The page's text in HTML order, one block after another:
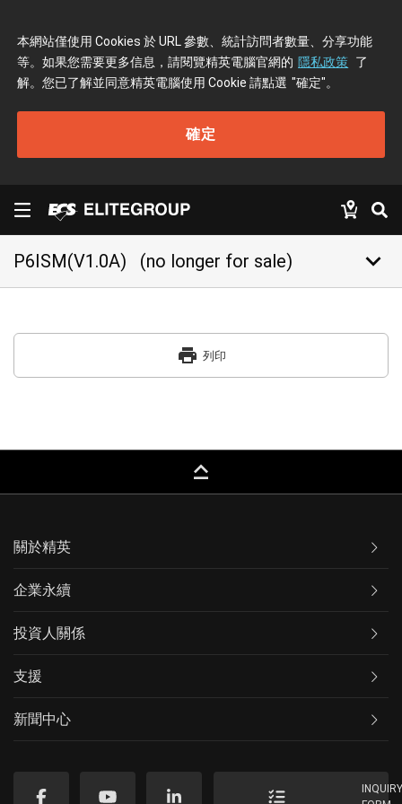
本網站僅使用 Cookies 於 URL 參數、統計訪問者數量、分享功能
等。如果您需要更多信息，請閱覽精英電腦官網的 隱私政策 了
解。您已了解並同意精英電腦使用 Cookie 請點選 "確定"。
確定
P6ISM(V1.0A) (no longer for sale) keyboard_arrow_down
print 列印
keyboard_capslock
關於精英
企業永續
投資人關係
支援
新聞中心